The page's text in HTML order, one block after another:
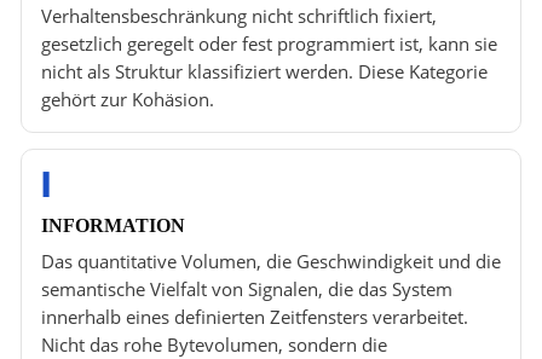
Verhaltensbeschränkung nicht schriftlich fixiert,
gesetzlich geregelt oder fest programmiert ist, kann sie
nicht als Struktur klassifiziert werden. Diese Kategorie
gehört zur Kohäsion.
I
INFORMATION
Das quantitative Volumen, die Geschwindigkeit und die
semantische Vielfalt von Signalen, die das System
innerhalb eines definierten Zeitfensters verarbeitet.
Nicht das rohe Bytevolumen, sondern die